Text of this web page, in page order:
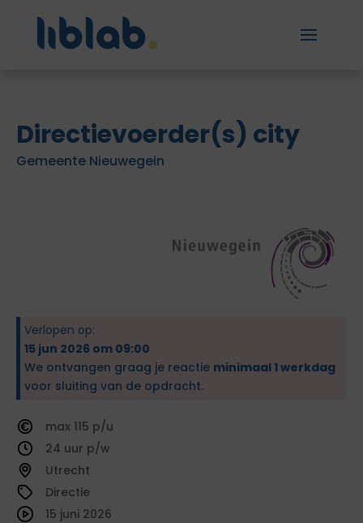
Directievoerder(s) city
Gemeente Nieuwegein
Verlopen op:
15 jun 2026 om 09:00
We ontvangen graag je reactie minimaal 1 werkdag
voor sluiting van de opdracht.
115
24
Utrecht
Directie
15 juni 2026